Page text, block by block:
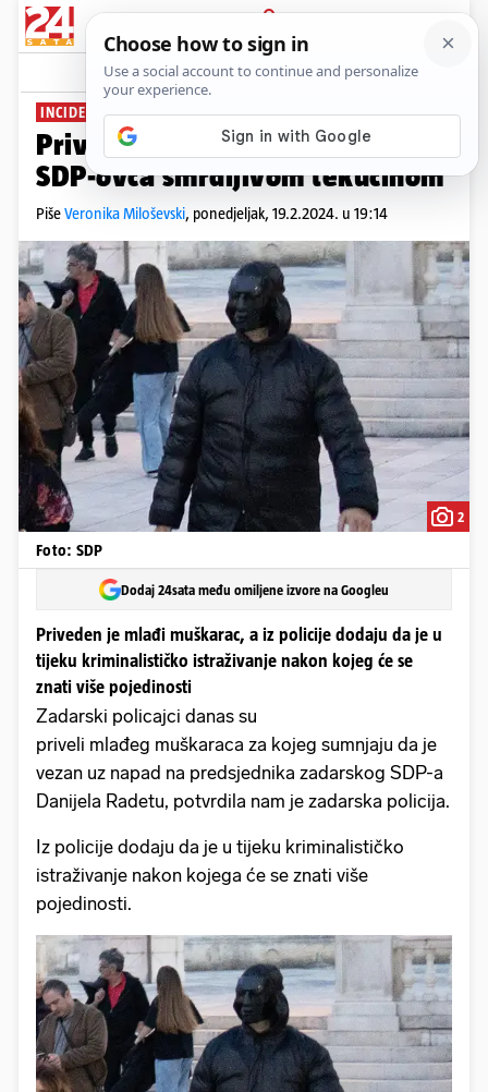
PRIJAVA
News Komentari
INCIDENT U ZADRU
Priveli su muškarca koji je zalio
SDP-ovca smrdljivom tekućinom
PišeVeronika Miloševski, ponedjeljak, 19.2.2024. u 19:14
2
Foto: SDP
Dodaj 24sata među omiljene izvore na Googleu
Priveden je mlađi muškarac, a iz policije dodaju da je u
tijeku kriminalističko istraživanje nakon kojeg će se
znati više pojedinosti
Zadarski policajci danas su
priveli mlađeg muškaraca za kojeg sumnjaju da je
vezan uz napad na predsjednika zadarskog SDP-a
Danijela Radetu, potvrdila nam je zadarska policija.
Iz policije dodaju da je u tijeku kriminalističko
istraživanje nakon kojega će se znati više
pojedinosti.